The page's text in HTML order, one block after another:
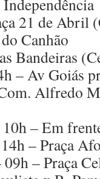
21 de Abril
Canhão
Bandeiras
– Av Goiás
Alfredo
– Em
– Praça
– Praça